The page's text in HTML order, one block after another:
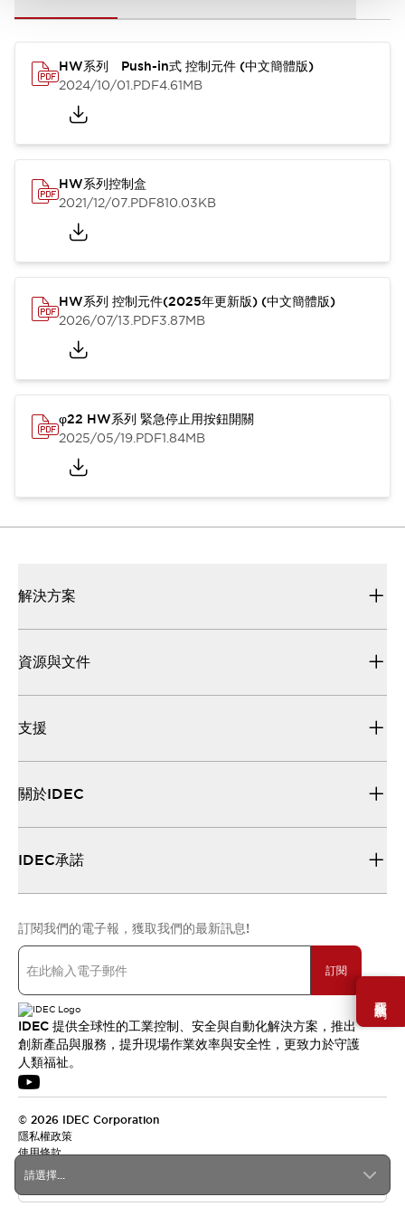
需要幫助嗎？
HW系列 Push-in式 控制元件 (中文簡體版)
2024/10/01.PDF4.61MB
HW系列控制盒
2021/12/07.PDF810.03KB
HW系列 控制元件(2025年更新版) (中文簡體版)
2026/07/13.PDF3.87MB
φ22 HW系列 緊急停止用按鈕開關
2025/05/19.PDF1.84MB
請選擇...
解決方案
資源與文件
支援
關於IDEC
IDEC承諾
訂閱我們的電子報，獲取我們的最新訊息!
訂閱
IDEC 提供全球性的工業控制、安全與自動化解決方案，推出
創新產品與服務，提升現場作業效率與安全性，更致力於守護
人類福祉。
© 2026 IDEC Corporation
隱私權政策
使用條款
台灣